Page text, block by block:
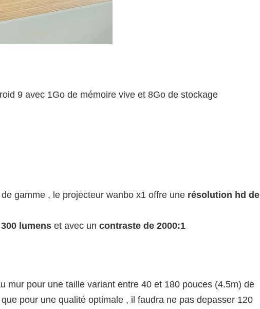
9 avec 1Go de mémoire vive et 8Go de stockage
gamme , le projecteur wanbo x1 offre une résolution hd de
lumens et avec un contraste de 2000:1
mur pour une taille variant entre 40 et 180 pouces (4.5m) de
pour une qualité optimale , il faudra ne pas depasser 120